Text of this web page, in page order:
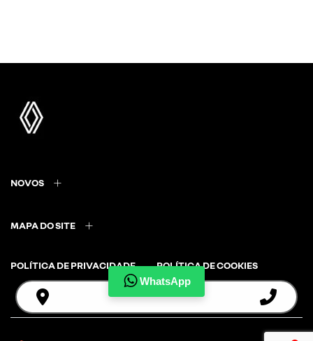
WhatsApp
NOVOS
MAPA DO SITE
POLÍTICA DE PRIVACIDADE POLÍTICA DE COOKIES